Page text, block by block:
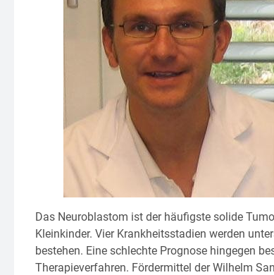
Das Neuroblastom ist der häufigste solide
Kleinkinder. Vier Krankheitsstadien werden
bestehen. Eine schlechte Prognose hingegen
Therapieverfahren. Fördermittel der Wilhelm